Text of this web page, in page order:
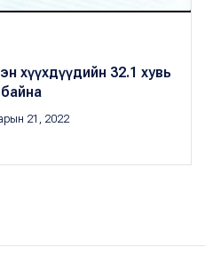
хүүхдүүдийн 32.1 хувь
21, 2022